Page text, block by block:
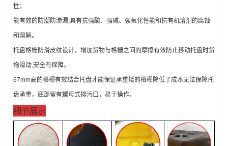
性；
能有效的防潮防渗漏;具有抗强酸、强碱、强氧化性能和抗有机溶剂的腐蚀
和溶解。
托盘格栅防滑皮纹设计，增加货物与格栅之间的摩擦有效防止移动托盘时货
物滑动,安全有保障。
67mm高的格栅有效结合托盘才能保证承重矮的格栅降低了成本无法保障托
盘承重，底部留有螺母式排污口，易于操作。
细节展示